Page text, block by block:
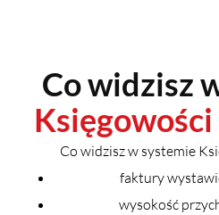
Co widzisz
Co widzisz w systemie
faktury
wysokość